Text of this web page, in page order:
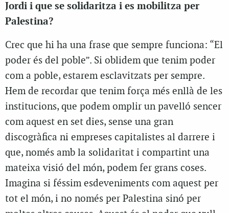
Jordi i que se solidaritza i es mobilitza per
Palestina?
Crec que hi ha una frase que sempre funciona: “El
poder és del poble”. Si oblidem que tenim poder
com a poble, estarem esclavitzats per sempre.
Hem de recordar que tenim força més enllà de les
institucions, que podem omplir un pavelló sencer
com aquest en set dies, sense una gran
discogràfica ni empreses capitalistes al darrere i
que, només amb la solidaritat i compartint una
mateixa visió del món, podem fer grans coses.
Imagina si féssim esdeveniments com aquest per
tot el món, i no només per Palestina sinó per